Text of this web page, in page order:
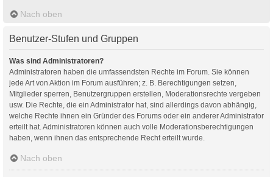
Nach oben
Benutzer-Stufen und Gruppen
Was sind Administratoren?
Administratoren haben die umfassendsten Rechte im Forum. Sie können
jede Art von Aktion im Forum ausführen; z. B. Berechtigungen setzen,
Mitglieder sperren, Benutzergruppen erstellen, Moderationsrechte vergeben
usw. Die Rechte, die ein Administrator hat, sind allerdings davon abhängig,
welche Rechte ihnen ein Gründer des Forums oder ein anderer Administrator
erteilt hat. Administratoren können auch volle Moderationsberechtigungen
haben, wenn ihnen das entsprechende Recht erteilt wurde.
Nach oben